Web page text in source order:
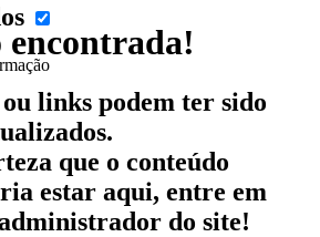
encontrada!
links podem ter sido
que o conteúdo
estar aqui, entre em
do site!